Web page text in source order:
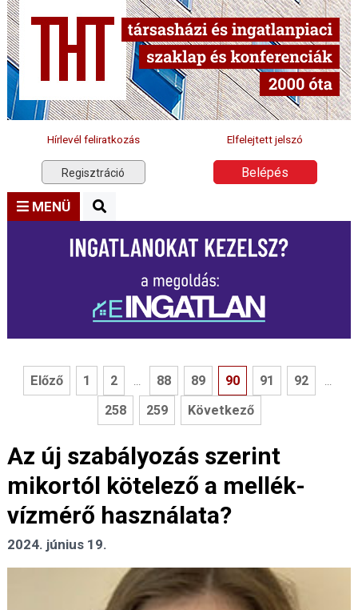
Hírlevél feliratkozás Elfelejtett jelszó
Regisztráció Belépés
MENÜ
Előző 1 2 ... 88 89 90 91 92 ...
258 259 Következő
Az új szabályozás szerint
mikortól kötelező a mellék-
vízmérő használata?
2024. június 19.